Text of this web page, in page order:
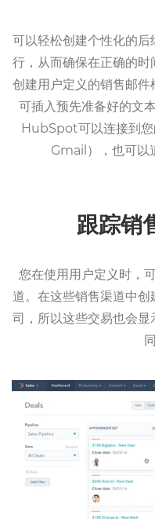
可以轻松创建个性化的
行，从而确保在正确的时
创建用户定义的销售邮
可插入预先准备好的文
HubSpot可以连接到
Gmail），也可以
跟踪销
您在使用用户定义时，
道。在这些销售渠道中
司，所以这些交易也会